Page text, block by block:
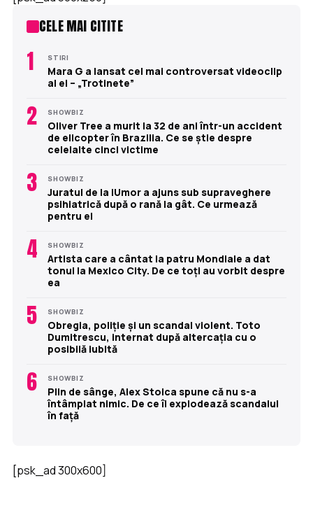
CELE MAI CITITE
1 STIRI
Mara G a lansat cel mai controversat videoclip
al ei – „Trotinete”
2 SHOWBIZ
Oliver Tree a murit la 32 de ani într-un accident
de elicopter în Brazilia. Ce se știe despre
celelalte cinci victime
3 SHOWBIZ
Juratul de la iUmor a ajuns sub supraveghere
psihiatrică după o rană la gât. Ce urmează
pentru el
4 SHOWBIZ
Artista care a cântat la patru Mondiale a dat
tonul la Mexico City. De ce toți au vorbit despre
ea
5 SHOWBIZ
Obregia, poliție și un scandal violent. Toto
Dumitrescu, internat după altercația cu o
posibilă iubită
6 SHOWBIZ
Plin de sânge, Alex Stoica spune că nu s-a
întâmplat nimic. De ce îi explodează scandalul
în față
[psk_ad 300x600]